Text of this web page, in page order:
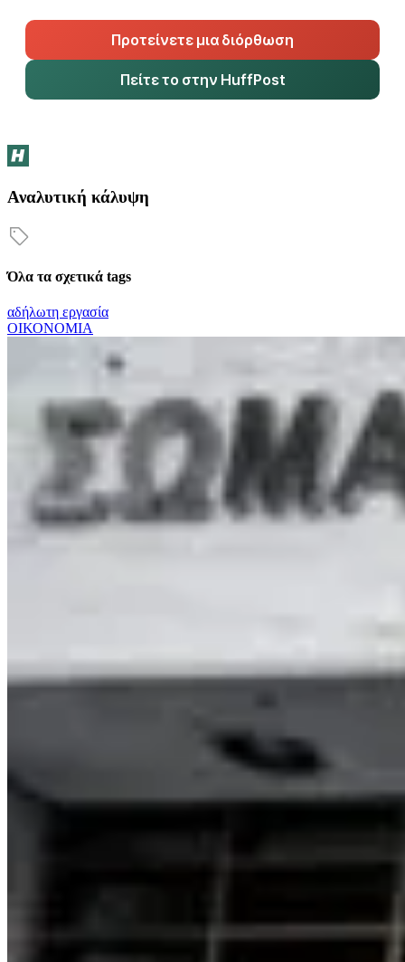
Προτείνετε μια διόρθωση
Πείτε το στην HuffPost
Αναλυτική κάλυψη
Όλα τα σχετικά tags
αδήλωτη εργασία
ΟΙΚΟΝΟΜΙΑ